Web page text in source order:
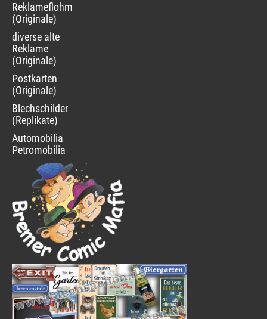
Reklameflohmarkt
(Originale)
diverse alte
Reklame
(Originale)
Postkarten
(Originale)
Blechschilder
(Replikate)
Automobilia
Petromobilia